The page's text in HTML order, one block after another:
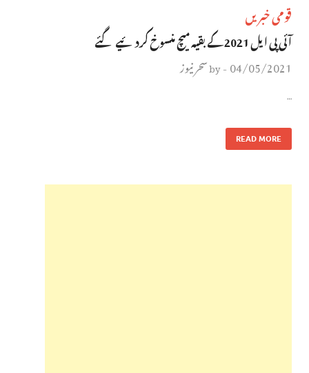
قومی خبریں
آئی پی ایل 2021 کے بقیہ میچ منسوخ کردئیے گئے
04/05/2021
-
byسحر نیوز
…
READ MORE